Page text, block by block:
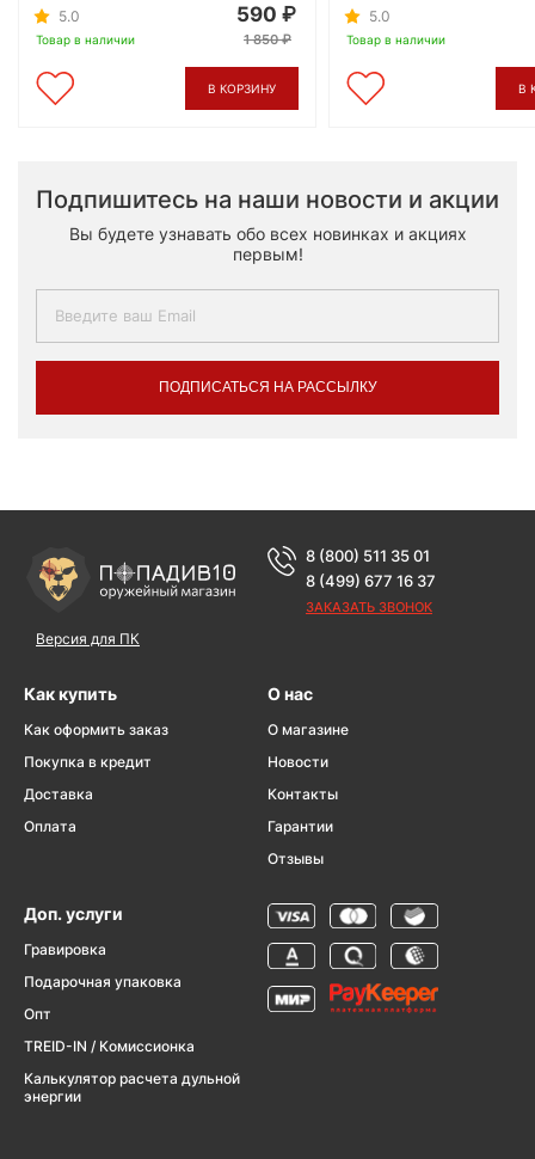
5.0
Товар в наличии
590
1 850
В КОРЗИНУ
5.0
Товар в наличии
В
Подпишитесь на наши новости и акции
Вы будете узнавать обо всех новинках и акциях
первым!
ПОДПИСАТЬСЯ НА РАССЫЛКУ
Версия для ПК
8 (800) 511 35 01
8 (499) 677 16 37
ЗАКАЗАТЬ ЗВОНОК
Как купить
Как оформить заказ
Покупка в кредит
Доставка
Оплата
О нас
О магазине
Новости
Контакты
Гарантии
Отзывы
Доп. услуги
Гравировка
Подарочная упаковка
Опт
TREID-IN / Комиссионка
Калькулятор расчета дульной
энергии